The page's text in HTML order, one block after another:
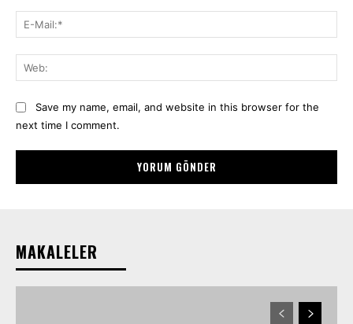
Save my name, email, and website in this browser for the
next time I comment.
MAKALELER